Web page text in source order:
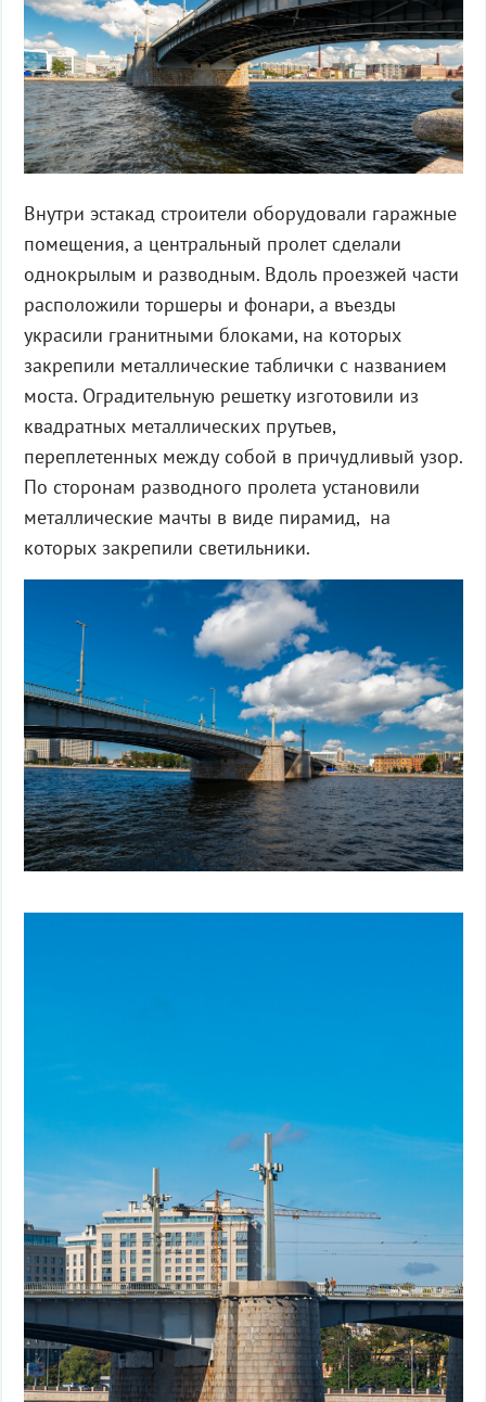
Внутри эстакад строители оборудовали гаражные
помещения, а центральный пролет сделали
однокрылым и разводным. Вдоль проезжей части
расположили торшеры и фонари, а въезды
украсили гранитными блоками, на которых
закрепили металлические таблички с названием
моста. Оградительную решетку изготовили из
квадратных металлических прутьев,
переплетенных между собой в причудливый узор.
По сторонам разводного пролета установили
металлические мачты в виде пирамид, на
которых закрепили светильники.